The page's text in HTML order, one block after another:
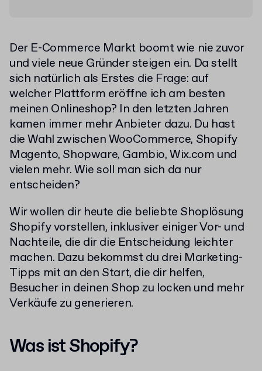
Der E-Commerce Markt boomt wie nie zuvor
und viele neue Gründer steigen ein. Da stellt
sich natürlich als Erstes die Frage: auf
welcher Plattform eröffne ich am besten
meinen Onlineshop? In den letzten Jahren
kamen immer mehr Anbieter dazu. Du hast
die Wahl zwischen WooCommerce, Shopify
Magento, Shopware, Gambio, Wix.com und
vielen mehr. Wie soll man sich da nur
entscheiden?
Wir wollen dir heute die beliebte Shoplösung
Shopify vorstellen, inklusiver einiger Vor- und
Nachteile, die dir die Entscheidung leichter
machen. Dazu bekommst du drei Marketing-
Tipps mit an den Start, die dir helfen,
Besucher in deinen Shop zu locken und mehr
Verkäufe zu generieren.
Was ist Shopify?